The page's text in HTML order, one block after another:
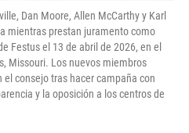
Dan Moore, Allen McCarthy y Karl
mientras prestan juramento como
Festus el 13 de abril de 2026, en el
Missouri. Los nuevos miembros
consejo tras hacer campaña con
y la oposición a los centros de